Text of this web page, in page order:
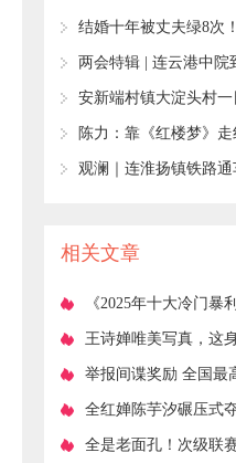
你的初秋玩法！
结婚十年被丈夫绿8次
年仅43岁抑郁自杀
两会特辑 | 连云港中院
委员联络活动
安新端村镇大淀头村
陈力：靠《红楼梦》
骗，患癌，现今活成了
观澜｜连淮扬镇铁路
相关文章
《2025年十大冷门暴
形冠军”正闷声发大财
王诗婵唯美写真，这
举报间谍奖励 全国最
间谍#反间谍#公民举
全红婵陈芋汐碾压式
心，喊话北京惊呆老
全是老面孔！次级联